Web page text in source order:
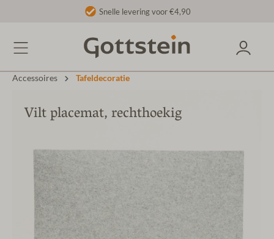
Snelle levering voor €4,90
Accessoires Tafeldecoratie
Vilt placemat, rechthoekig